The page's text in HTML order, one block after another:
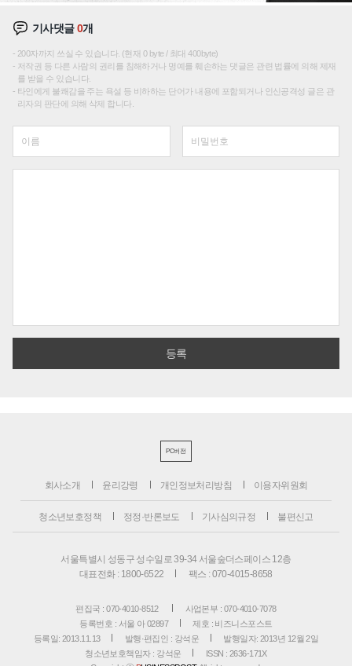
기사댓글0개
200자까지 쓰실 수 있습니다. (현재 0 byte / 최대 400byte)
저작권 등 다른 사람의 권리를 침해하거나 명예를 훼손하는 댓글은 관련 법률에 의해 제재
를 받을 수 있습니다.
타인에게 불쾌감을 주는 욕설 등 비하하는 단어가 내용에 포함되거나 인신공격성 글은 관
리자의 판단에 의해 삭제 합니다.
PC버전
회사소개 윤리강령 개인정보처리방침 이용자위원회
청소년보호정책 정정·반론보도 기사심의규정 불편신고
서울특별시 성동구 성수일로 39-34 서울숲더스페이스 12층
대표전화 : 1800-6522
팩스 : 070-4015-8658
편집국 : 070-4010-8512
사업본부 : 070-4010-7078
등록번호 : 서울 아 02897
제호 : 비즈니스포스트
등록일: 2013.11.13
발행·편집인 : 강석운
발행일자: 2013년 12월 2일
청소년보호책임자 : 강석운
ISSN : 2636-171X